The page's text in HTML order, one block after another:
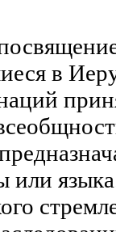
в
или